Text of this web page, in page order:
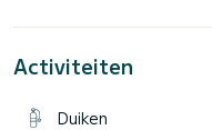
Activiteiten
Duiken